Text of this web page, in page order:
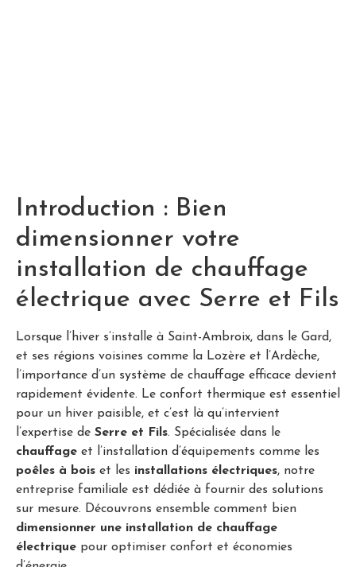
Introduction : Bien
dimensionner votre
installation de chauffage
électrique avec Serre et Fils
Lorsque l’hiver s’installe à Saint-Ambroix, dans le Gard,
et ses régions voisines comme la Lozère et l’Ardèche,
l’importance d’un système de chauffage efficace devient
rapidement évidente. Le confort thermique est essentiel
pour un hiver paisible, et c’est là qu’intervient
l’expertise de Serre et Fils. Spécialisée dans le
chauffage et l’installation d’équipements comme les
poêles à bois et les installations électriques, notre
entreprise familiale est dédiée à fournir des solutions
sur mesure. Découvrons ensemble comment bien
dimensionner une installation de chauffage
électrique pour optimiser confort et économies